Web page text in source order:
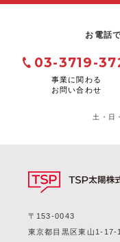
お電話
03-3719-
事業に関わる
お問い合わせ
土・日
〒153-0043
東京都目黒区東山1-17-